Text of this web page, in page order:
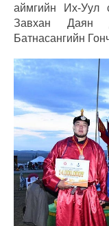
аймгийн Их-Уул
Завхан Даян
Батнасангийн